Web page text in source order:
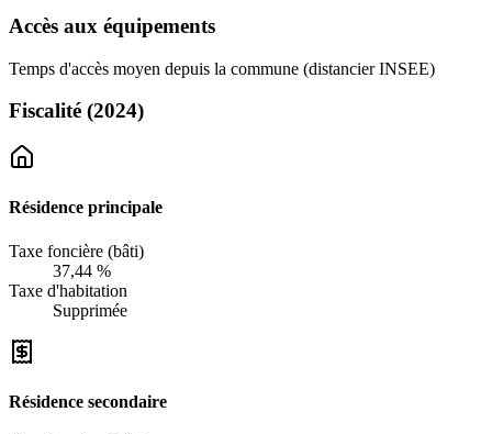
Accès aux équipements
Temps d'accès moyen depuis la commune (distancier INSEE)
Fiscalité (2024)
Résidence principale
Taxe foncière (bâti)
37,44 %
Taxe d'habitation
Supprimée
Résidence secondaire